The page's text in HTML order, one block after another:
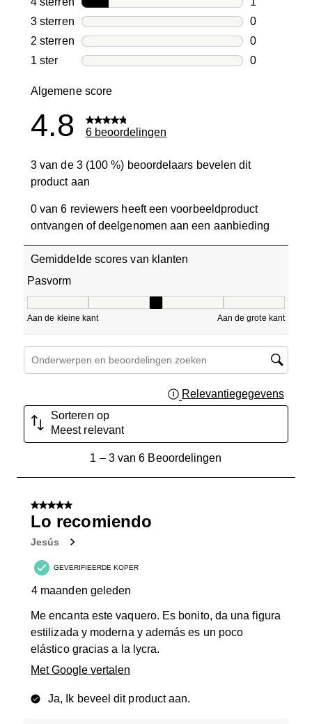
1
3 sterren sterren
0
0
2 sterren sterren
0
0
1 ster sterren
0
Algemene score
4.8 6 beoordelingen
3 van de 3 (100 %) beoordelaars bevelen dit
product aan
0 van 6 reviewers heeft een voorbeeldproduct
ontvangen of deelgenomen aan een aanbieding
Gemiddelde scores van klanten
Pasvorm
Aan de kleine kant Aan de grote kant
Onderwerpen en beoordelingen zoeken per regio
Relevantiegegevens
Sorteren op
Meest relevant
van
Beoordelingen.
1 – 3 van 6 Beoordelingen
5 van 5 sterren.
Lo recomiendo
Jesús
GEVERIFIEERDE KOPER
4 maanden geleden
Me encanta este vaquero. Es bonito, da una figura
estilizada y moderna y además es un poco
elástico gracias a la lycra.
Met Google vertalen
Ja, Ik beveel dit product aan.